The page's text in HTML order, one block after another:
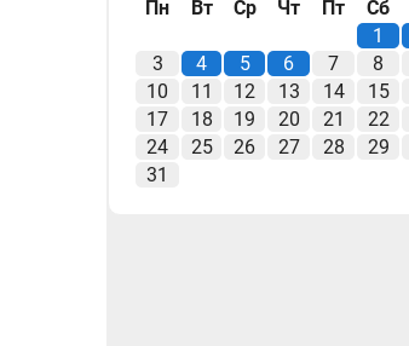
Пн Вт Ср Чт Пт
Сб
1
3
4 5 6 7
8
10
11 12 13 14
15
17
18 19 20 21
22
24
25 26 27 28
29
31